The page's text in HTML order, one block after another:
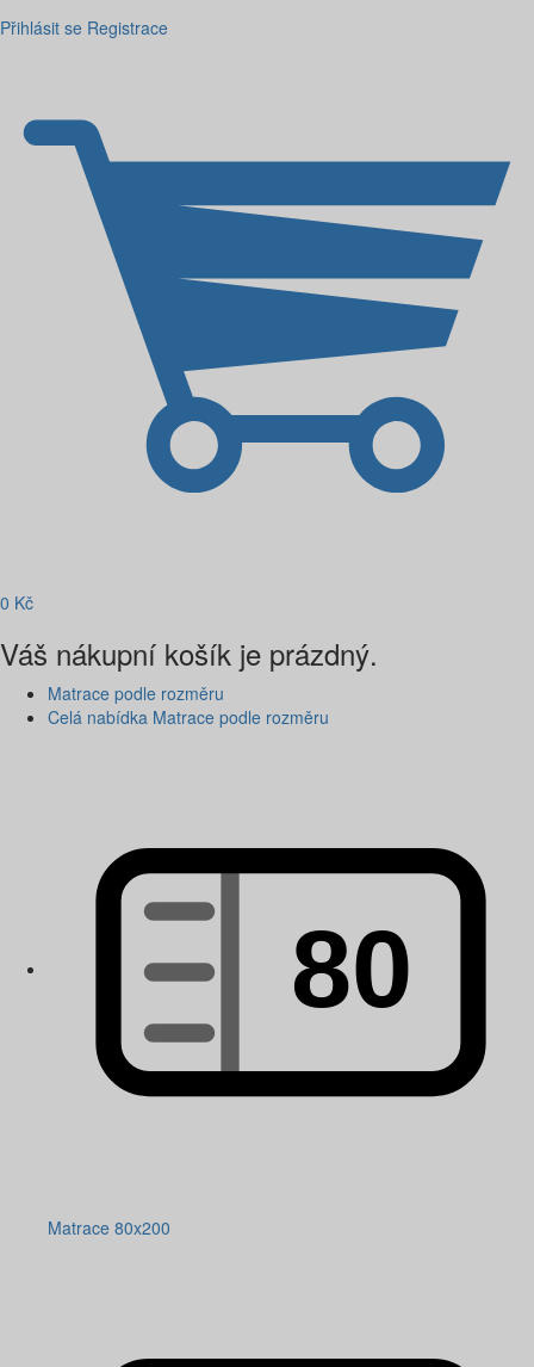
Přihlásit se Registrace
0 Kč
Váš nákupní košík je prázdný.
Matrace podle rozměru
Celá nabídka Matrace podle rozměru
Matrace 80x200